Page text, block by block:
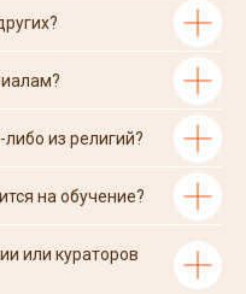
из религий?
на обучение?
или кураторов